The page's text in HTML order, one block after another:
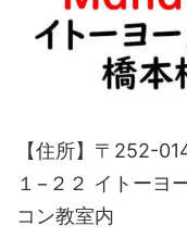
【住所】〒252-
１−２２ イトーヨ
コン教室内